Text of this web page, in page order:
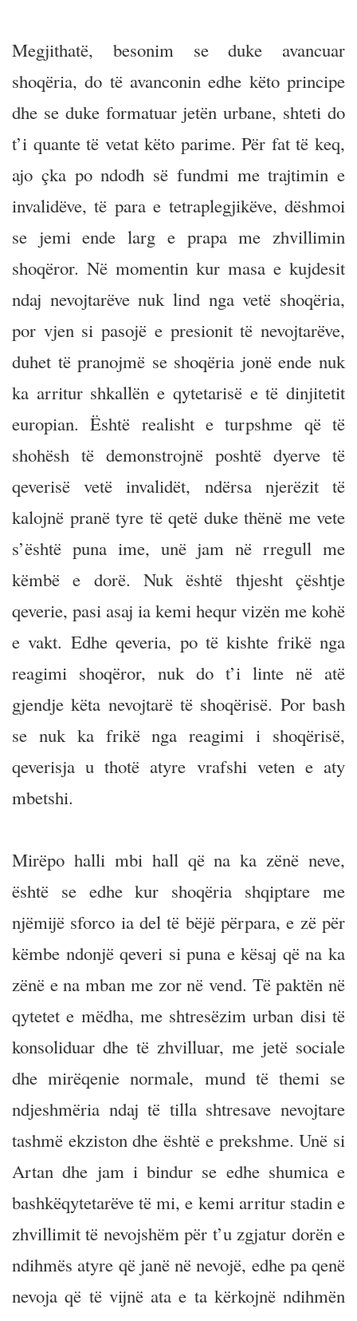
Megjithatë, besonim se duke avancuar
shoqëria, do të avanconin edhe këto principe
dhe se duke formatuar jetën urbane, shteti do
t’i quante të vetat këto parime. Për fat të keq,
ajo çka po ndodh së fundmi me trajtimin e
invalidëve, të para e tetraplegjikëve, dëshmoi
se jemi ende larg e prapa me zhvillimin
shoqëror. Në momentin kur masa e kujdesit
ndaj nevojtarëve nuk lind nga vetë shoqëria,
por vjen si pasojë e presionit të nevojtarëve,
duhet të pranojmë se shoqëria jonë ende nuk
ka arritur shkallën e qytetarisë e të dinjitetit
europian. Është realisht e turpshme që të
shohësh të demonstrojnë poshtë dyerve të
qeverisë vetë invalidët, ndërsa njerëzit të
kalojnë pranë tyre të qetë duke thënë me vete
s’është puna ime, unë jam në rregull me
këmbë e dorë. Nuk është thjesht çështje
qeverie, pasi asaj ia kemi hequr vizën me kohë
e vakt. Edhe qeveria, po të kishte frikë nga
reagimi shoqëror, nuk do t’i linte në atë
gjendje këta nevojtarë të shoqërisë. Por bash
se nuk ka frikë nga reagimi i shoqërisë,
qeverisja u thotë atyre vrafshi veten e aty
mbetshi.
Mirëpo halli mbi hall që na ka zënë neve,
është se edhe kur shoqëria shqiptare me
njëmijë sforco ia del të bëjë përpara, e zë për
këmbe ndonjë qeveri si puna e kësaj që na ka
zënë e na mban me zor në vend. Të paktën në
qytetet e mëdha, me shtresëzim urban disi të
konsoliduar dhe të zhvilluar, me jetë sociale
dhe mirëqenie normale, mund të themi se
ndjeshmëria ndaj të tilla shtresave nevojtare
tashmë ekziston dhe është e prekshme. Unë si
Artan dhe jam i bindur se edhe shumica e
bashkëqytetarëve të mi, e kemi arritur stadin e
zhvillimit të nevojshëm për t’u zgjatur dorën e
ndihmës atyre që janë në nevojë, edhe pa qenë
nevoja që të vijnë ata e ta kërkojnë ndihmën